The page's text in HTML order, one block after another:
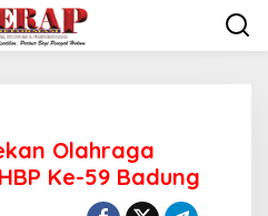
Olahraga
Ke-59 Badung